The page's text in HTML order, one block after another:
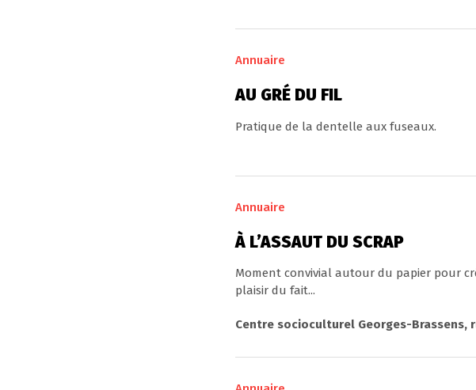
Annuaire
AU GRÉ DU FIL
Pratique de la dentelle aux fuseaux.
Annuaire
À L’ASSAUT DU SCRAP
Moment convivial autour du papier pour
plaisir du fait...
Centre socioculturel Georges-Brassens,